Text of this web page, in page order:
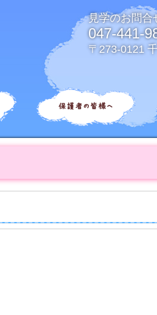
見学のお問合
047-441-
〒273-0121
保護者の皆様へ